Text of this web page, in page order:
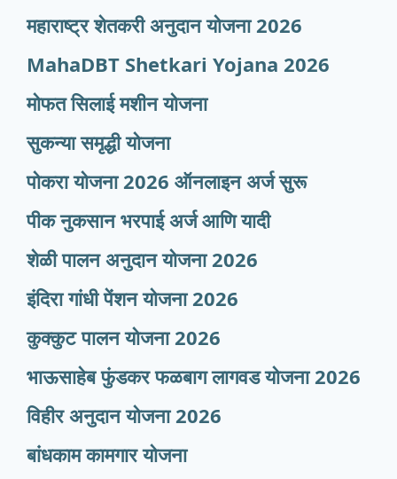
महाराष्ट्र शेतकरी अनुदान योजना 2026
MahaDBT Shetkari Yojana 2026
मोफत सिलाई मशीन योजना
सुकन्या समृद्धी योजना
पोकरा योजना 2026 ऑनलाइन अर्ज सुरू
पीक नुकसान भरपाई अर्ज आणि यादी
शेळी पालन अनुदान योजना 2026
इंदिरा गांधी पेंशन योजना 2026
कुक्कुट पालन योजना 2026
भाऊसाहेब फुंडकर फळबाग लागवड योजना 2026
विहीर अनुदान योजना 2026
बांधकाम कामगार योजना